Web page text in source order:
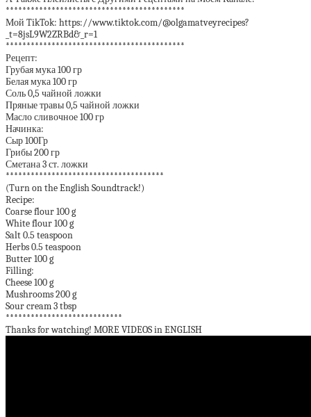
*******************************************
Мой TikTok: https://www.tiktok.com/@olgamatveyrecipes?
_t=8jsL9W2ZRBd&_r=1
*******************************************
Рецепт:
Грубая мука 100 гр
Белая мука 100 гр
Соль 0,5 чайной ложки
Пряные травы 0,5 чайной ложки
Масло сливочное 100 гр
Начинка:
Сыр 100Гр
Грибы 200 гр
Сметана 3 ст. ложки
**************************************
(Turn on the English Soundtrack!)
Recipe:
Coarse flour 100 g
White flour 100 g
Salt 0.5 teaspoon
Herbs 0.5 teaspoon
Butter 100 g
Filling:
Cheese 100 g
Mushrooms 200 g
Sour cream 3 tbsp
****************************
Thanks for watching! MORE VIDEOS in ENGLISH